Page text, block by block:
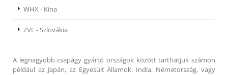
WHX - Kína
ZVL - Szlovákia
A legnagyobb csapágy gyártó országok között tarthatjuk számon
például az Japán, az Egyesült Államok, India, Németország, vagy